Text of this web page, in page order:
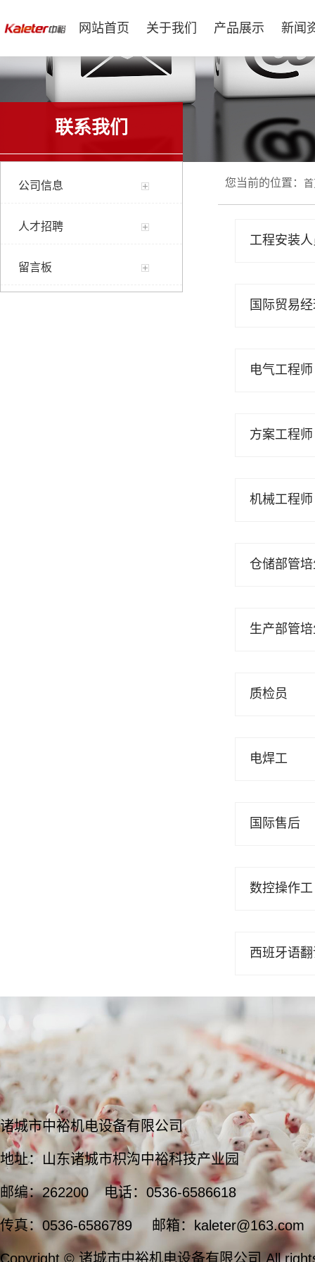
网站首页 关于我们 产品展示 新闻
联系我们
公司信息
人才招聘
留言板
您当前的位置：
工程安装
国际贸易
电气工程师
方案工程师
机械工程师
仓储部管
生产部管
质检员
电焊工
国际售后
数控操作工
西班牙语
诸城市中裕机电设备有限公司
地址：山东诸城市枳沟中裕科技产业园
邮编：262200 电话：0536-6586618
传真：0536-6586789 邮箱：kaleter@163.com
Copyright © 诸城市中裕机电设备有限公司 All